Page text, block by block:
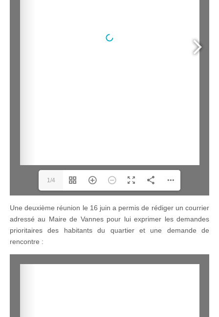
1/4
Une deuxième réunion le 16 juin a permis de rédiger un courrier
adressé au Maire de Vannes pour lui exprimer les demandes
prioritaires des habitants du quartier et une demande de
rencontre :